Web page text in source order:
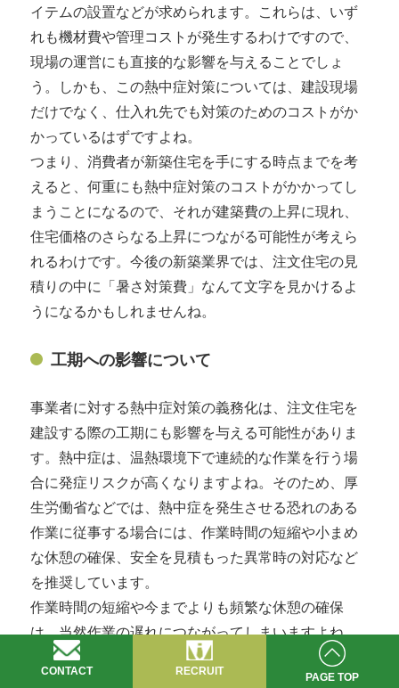
イテムの設置などが求められます。これらは、いず
れも機材費や管理コストが発生するわけですので、
現場の運営にも直接的な影響を与えることでしょ
う。しかも、この熱中症対策については、建設現場
だけでなく、仕入れ先でも対策のためのコストがか
かっているはずですよね。
つまり、消費者が新築住宅を手にする時点までを考
えると、何重にも熱中症対策のコストがかかってし
まうことになるので、それが建築費の上昇に現れ、
住宅価格のさらなる上昇につながる可能性が考えら
れるわけです。今後の新築業界では、注文住宅の見
積りの中に「暑さ対策費」なんて文字を見かけるよ
うになるかもしれませんね。
工期への影響について
事業者に対する熱中症対策の義務化は、注文住宅を
建設する際の工期にも影響を与える可能性がありま
す。熱中症は、温熱環境下で連続的な作業を行う場
合に発症リスクが高くなりますよね。そのため、厚
生労働省などでは、熱中症を発生させる恐れのある
作業に従事する場合には、作業時間の短縮や小まめ
な休憩の確保、安全を見積もった異常時の対応など
を推奨しています。
作業時間の短縮や今までよりも頻繁な休憩の確保
は、当然作業の遅れにつながってしまいますよね。
新築住宅の建築は、日陰の少ない屋外での作業にな
ることが多いため、今回の熱中症対策の義務化の影
CONTACT RECRUIT PAGE TOP